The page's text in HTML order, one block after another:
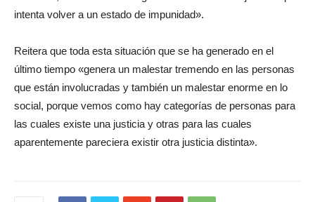
intenta volver a un estado de impunidad».
Reitera que toda esta situación que se ha generado en el
último tiempo «genera un malestar tremendo en las personas
que están involucradas y también un malestar enorme en lo
social, porque vemos como hay categorías de personas para
las cuales existe una justicia y otras para las cuales
aparentemente pareciera existir otra justicia distinta».